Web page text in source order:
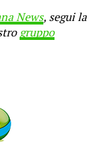
News, segui la
gruppo